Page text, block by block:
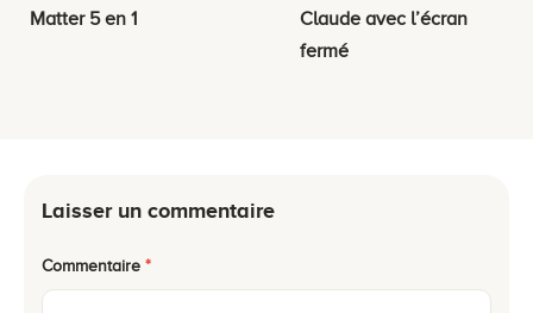
Matter 5 en 1
Claude avec l’écran
fermé
Laisser un commentaire
Commentaire *